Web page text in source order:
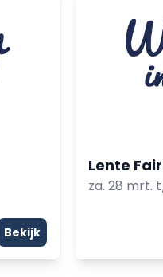
Bekijk
Lente
za. 28 mrt.